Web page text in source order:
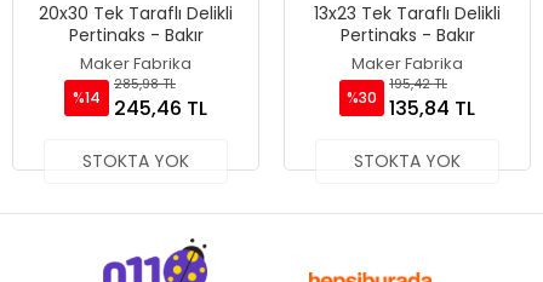
20x30 Tek Taraflı Delikli
Pertinaks - Bakır
Maker Fabrika
%14
285,98 TL
245,46 TL
STOKTA YOK
13x23 Tek Taraflı Delikli
Pertinaks - Bakır
Maker Fabrika
%30
195,42 TL
135,84 TL
STOKTA YOK